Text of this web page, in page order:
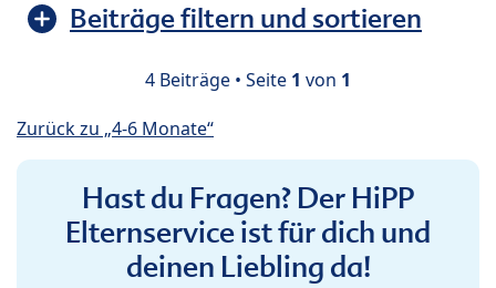
Beiträge filtern und sortieren
4 Beiträge • Seite 1 von 1
Zurück zu „4-6 Monate“
Hast du Fragen? Der HiPP
Elternservice ist für dich und
deinen Liebling da!